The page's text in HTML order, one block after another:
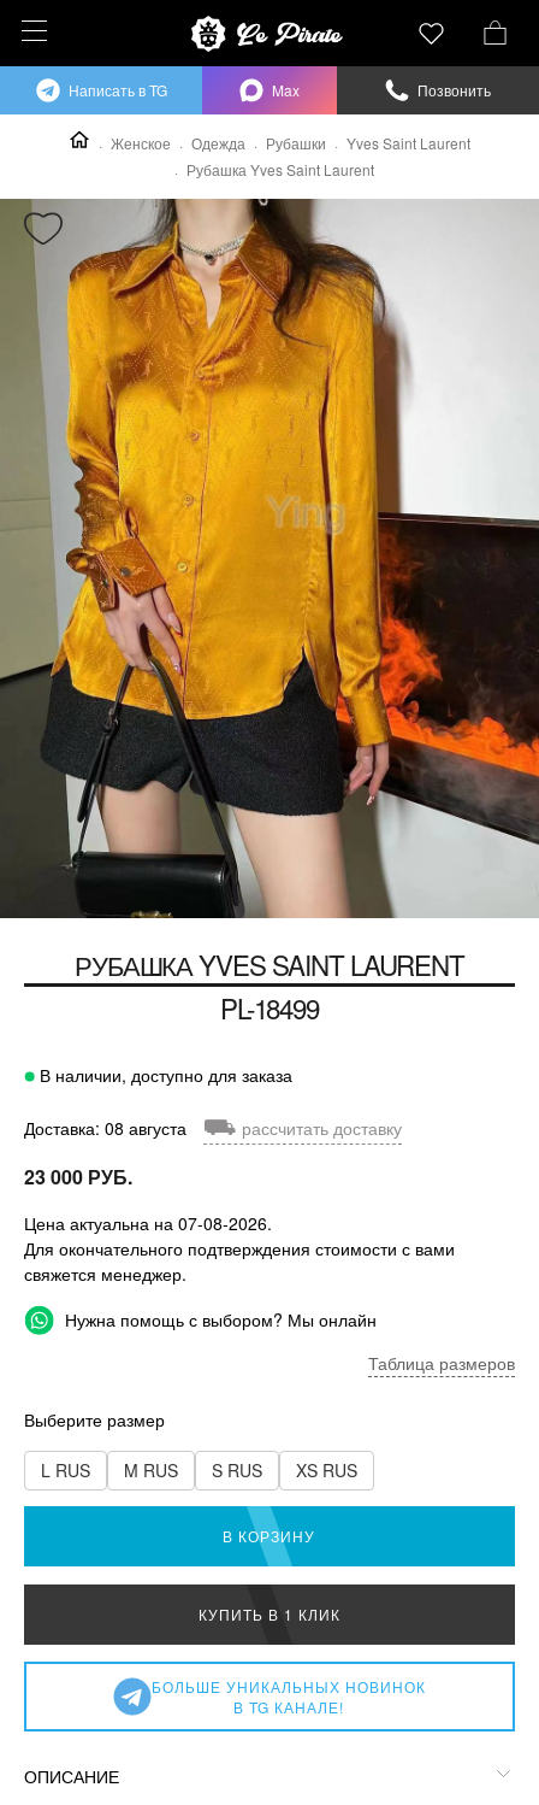
Женское Одежда Рубашки
Yves Saint Laurent
Рубашка Yves Saint Laurent
РУБАШКАYVES SAINT LAURENT
PL-18499
В наличии, доступно для заказа
Доставка: 08 августа ⛟ рассчитать доставку
23 000 РУБ.
Цена актуальна на 07-08-2026.
Для окончательного подтверждения стоимости с вами
свяжется менеджер.
Нужна помощь с выбором? Мы онлайн
Таблица размеров
Выберите размер
L RUS M RUS S RUS XS RUS
В КОРЗИНУ
КУПИТЬ В 1 КЛИК
БОЛЬШЕ УНИКАЛЬНЫХ НОВИНОК
В TG КАНАЛЕ!
ОПИСАНИЕ
Написать в TG Max Позвонить